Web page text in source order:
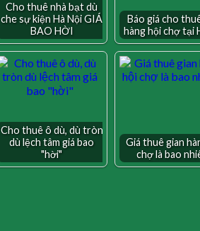
Cho thuê nhà bạt dù
che sự kiện Hà Nội GIÁ
BAO HỜI
Báo giá cho
hàng hội chợ tại
Cho thuê ô dù, dù tròn
dù lệch tâm giá bao
"hời"
Giá thuê gian
chợ là bao